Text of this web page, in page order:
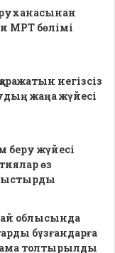
МРТ бөлімі
негізсіз
жаңа жүйесі
беру жүйесі
өз
облысында
бұзғандарға
толтырылды